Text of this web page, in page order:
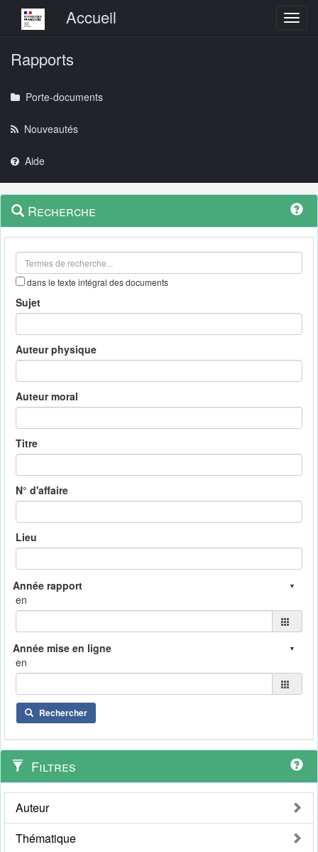
Menu principalAccueil
Rapports
Porte-documents
Nouveautés
Aide
Navigation
outils
Menu
contextuel
Recherche
dans le texte intégral des documents
Sujet
Auteur physique
Auteur moral
Titre
N° d'affaire
Lieu
en
en
Rechercher
Filtres
Auteur
Thématique